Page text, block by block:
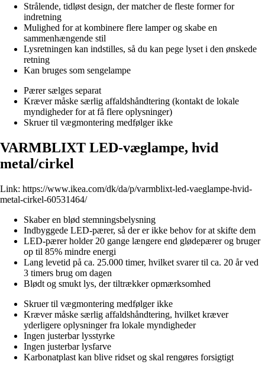
Strålende, tidløst design, der matcher de fleste former for
indretning
Mulighed for at kombinere flere lamper og skabe en
sammenhængende stil
Lysretningen kan indstilles, så du kan pege lyset i den ønskede
retning
Kan bruges som sengelampe
Pærer sælges separat
Kræver måske særlig affaldshåndtering (kontakt de lokale
myndigheder for at få flere oplysninger)
Skruer til vægmontering medfølger ikke
VARMBLIXT LED-væglampe, hvid
metal/cirkel
Link: https://www.ikea.com/dk/da/p/varmblixt-led-vaeglampe-hvid-
metal-cirkel-60531464/
Skaber en blød stemningsbelysning
Indbyggede LED-pærer, så der er ikke behov for at skifte dem
LED-pærer holder 20 gange længere end glødepærer og bruger
op til 85% mindre energi
Lang levetid på ca. 25.000 timer, hvilket svarer til ca. 20 år ved
3 timers brug om dagen
Blødt og smukt lys, der tiltrækker opmærksomhed
Skruer til vægmontering medfølger ikke
Kræver måske særlig affaldshåndtering, hvilket kræver
yderligere oplysninger fra lokale myndigheder
Ingen justerbar lysstyrke
Ingen justerbar lysfarve
Karbonatplast kan blive ridset og skal rengøres forsigtigt